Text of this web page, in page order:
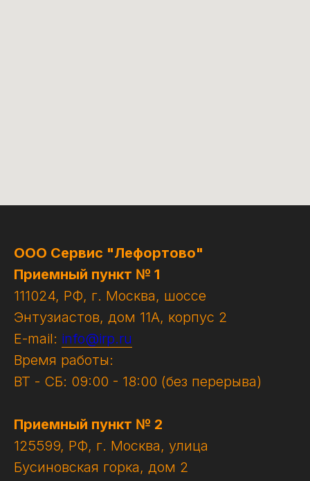
ООО Сервис "Лефортово"
Приемный пункт № 1
111024, РФ, г. Москва, шоссе
Энтузиастов, дом 11А, корпус 2
E-mail: info@irp.ru
Время работы:
ВТ - СБ: 09:00 - 18:00 (без перерыва)
Приемный пункт № 2
125599, РФ, г. Москва, улица
Бусиновская горка, дом 2